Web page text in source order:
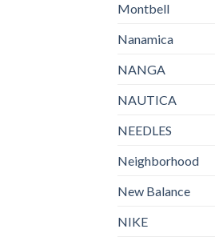
Montbell
Nanamica
NANGA
NAUTICA
NEEDLES
Neighborhood
New Balance
NIKE